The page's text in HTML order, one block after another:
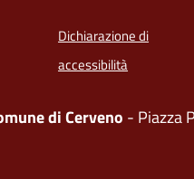
Dichiarazione di
accessibilità (apre in
di Cerveno - Piazza